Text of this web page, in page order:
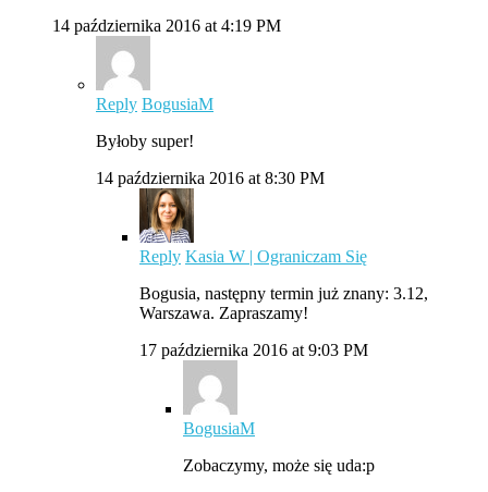
14 października 2016 at 4:19 PM
Reply BogusiaM
Byłoby super!
14 października 2016 at 8:30 PM
Reply Kasia W | Ograniczam Się
Bogusia, następny termin już znany: 3.12,
Warszawa. Zapraszamy!
17 października 2016 at 9:03 PM
BogusiaM
Zobaczymy, może się uda:p